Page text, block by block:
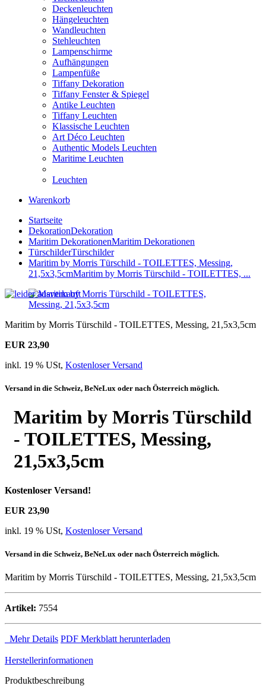
Deckenleuchten
Hängeleuchten
Wandleuchten
Stehleuchten
Lampenschirme
Aufhängungen
Lampenfüße
Tiffany Dekoration
Tiffany Fenster & Spiegel
Antike Leuchten
Tiffany Leuchten
Klassische Leuchten
Art Déco Leuchten
Authentic Models Leuchten
Maritime Leuchten
Leuchten
Warenkorb
Startseite
DekorationDekoration
Maritim DekorationenMaritim Dekorationen
TürschilderTürschilder
Maritim by Morris Türschild - TOILETTES, Messing,
21,5x3,5cmMaritim by Morris Türschild - TOILETTES, ...
Maritim by Morris Türschild - TOILETTES, Messing, 21,5x3,5cm
EUR 23,90
inkl. 19 % USt, Kostenloser Versand
Versand in die Schweiz, BeNeLux oder nach Österreich möglich.
Maritim by Morris Türschild
- TOILETTES, Messing,
21,5x3,5cm
Kostenloser Versand!
EUR 23,90
inkl. 19 % USt, Kostenloser Versand
Versand in die Schweiz, BeNeLux oder nach Österreich möglich.
Maritim by Morris Türschild - TOILETTES, Messing, 21,5x3,5cm
Artikel: 7554
Mehr Details PDF Merkblatt herunterladen
Herstellerinformationen
Produktbeschreibung